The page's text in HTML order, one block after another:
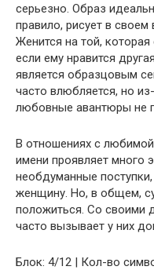
серьезно. Образ
правило, рисует в
Женится на той,
если ему нравится
является образцовым
часто влюбляется, но
любовные авантюры не
В отношениях с
имени проявляет много
необдуманные
женщину. Но, в общем,
положиться. Со своими
часто вызывает у них
Блок: 4/12 | Кол-во